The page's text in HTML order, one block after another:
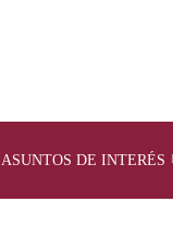
ASUNTOS DE INTERÉS